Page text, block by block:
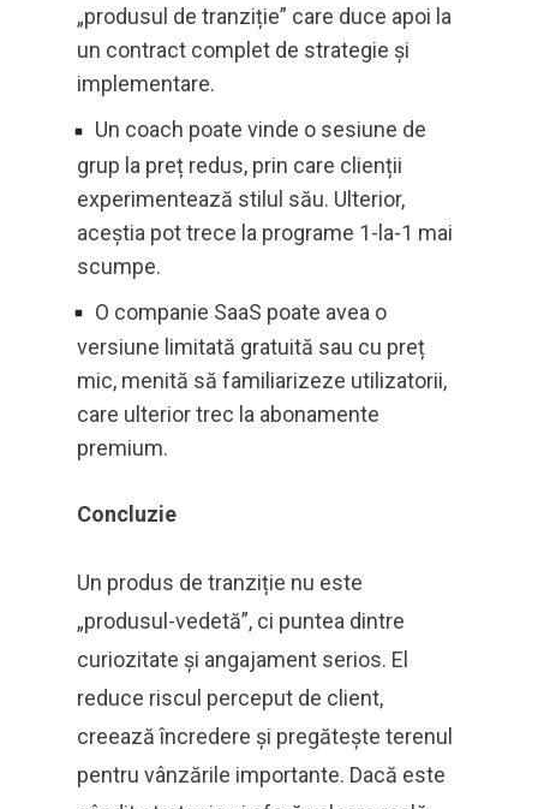
„produsul de tranziție” care duce apoi la
un contract complet de strategie și
implementare.
Un coach poate vinde o sesiune de
grup la preț redus, prin care clienții
experimentează stilul său. Ulterior,
aceștia pot trece la programe 1-la-1 mai
scumpe.
O companie SaaS poate avea o
versiune limitată gratuită sau cu preț
mic, menită să familiarizeze utilizatorii,
care ulterior trec la abonamente
premium.
Concluzie
Un produs de tranziție nu este
„produsul-vedetă”, ci puntea dintre
curiozitate și angajament serios. El
reduce riscul perceput de client,
creează încredere și pregătește terenul
pentru vânzările importante. Dacă este